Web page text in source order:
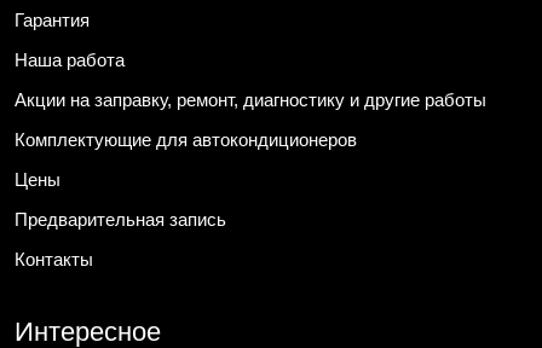
Гарантия
Наша работа
Акции на заправку, ремонт, диагностику и другие работы
Комплектующие для автокондиционеров
Цены
Предварительная запись
Контакты
Интересное